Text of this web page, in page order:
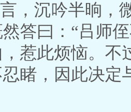
，沉吟半晌，
答曰：“吕师
惹此烦恼。不
睹，因此决定